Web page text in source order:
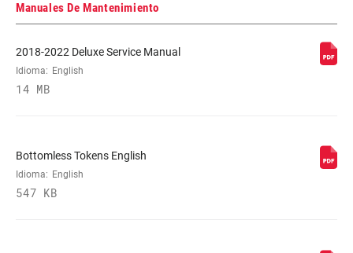
DAMPER TYPE n/a
LOCKOUT FORCE
Manuales De Mantenimiento
2018-2022 Deluxe Service Manual
Idioma: English
14 MB
Bottomless Tokens English
Idioma: English
547 KB